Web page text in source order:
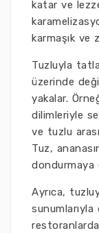
katar ve
karmaşık ve
Tuzluyla
üzerinde
yakalar.
dilimleriyle
ve tuzlu
Tuz,
dondurmaya
Ayrıca,